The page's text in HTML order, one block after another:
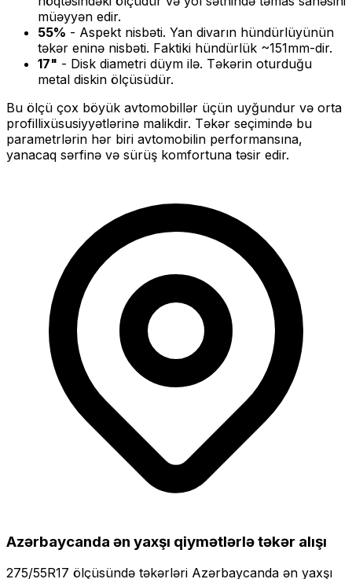
müəyyən edir.
55% - Aspekt nisbəti. Yan divarın hündürlüyünün
təkər eninə nisbəti. Faktiki hündürlük ~151mm-dir.
17" - Disk diametri düym ilə. Təkərin oturduğu
metal diskin ölçüsüdür.
Bu ölçü çox böyük avtomobillər üçün uyğundur və orta
profillixüsusiyyətlərinə malikdir. Təkər seçimində bu
parametrlərin hər biri avtomobilin performansına,
yanacaq sərfinə və sürüş komfortuna təsir edir.
Azərbaycanda ən yaxşı qiymətlərlətəkər alışı
275/55R17 ölçüsündə təkərləri Azərbaycanda ən yaxşı